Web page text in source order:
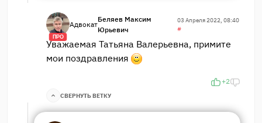
ПРО
Адвокат
Беляев Максим
Юрьевич
03 Апреля 2022, 08:40
#
Уважаемая Татьяна Валерьевна, примите
мои поздравления
+2
СВЕРНУТЬ ВЕТКУ